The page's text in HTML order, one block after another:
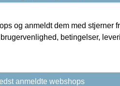
og anmeldt dem med stjerner
betingelser,
anmeldte webshops